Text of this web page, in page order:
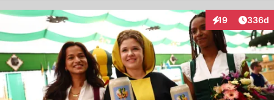
19
Interaktionen
336d